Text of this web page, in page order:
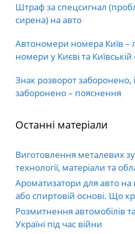
Штраф за спецсигнал
сирена) на авто
Автономери номера Київ –
номери у Києві та Київській
Знак розворот заборонено,
заборонено – пояснення
Останні матеріали
Виготовлення металевих
технології, матеріали та
Ароматизатори для авто на
або спиртовій основі. Що
Розмитнення автомобілів
Україні під час війни